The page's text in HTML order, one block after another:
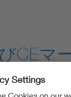
CEマ
のサポート体制
の規制、適合性